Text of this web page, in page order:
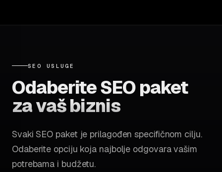
SEO USLUGE
Odaberite SEO paket
za vaš biznis
Svaki SEO paket je prilagođen specifičnom cilju.
Odaberite opciju koja najbolje odgovara vašim
potrebama i budžetu.